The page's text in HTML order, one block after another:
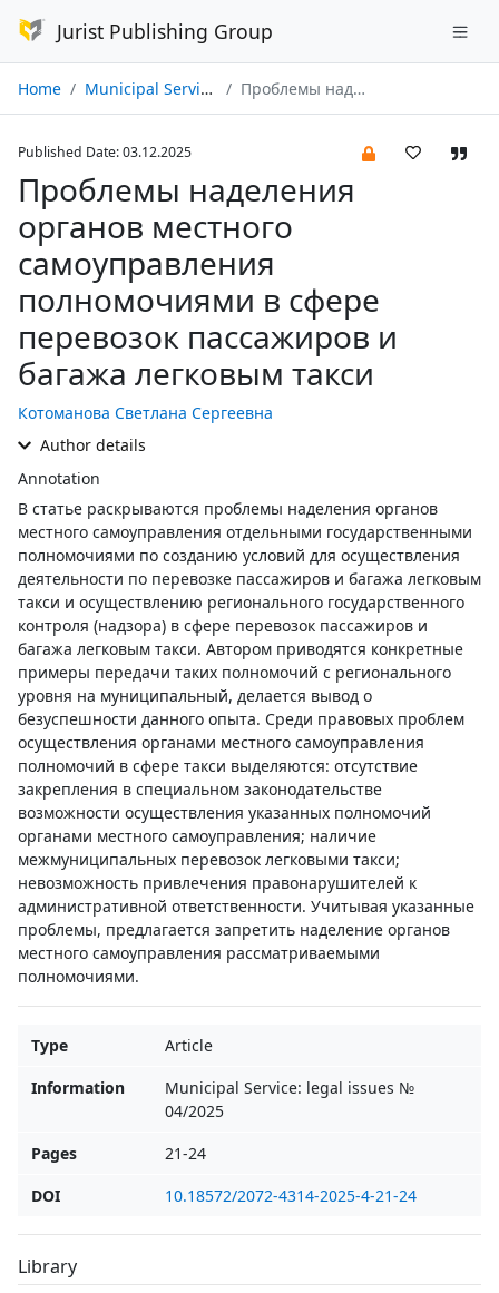
Jurist Publishing Group
Home Municipal Service: legal issues № 04/2025 Проблемы наделения органов местного самоуправления полномочиями в сфере перевозок пассажиров и багажа легковым такси
Published Date: 03.12.2025
Проблемы наделения
органов местного
самоуправления
полномочиями в сфере
перевозок пассажиров и
багажа легковым такси
Котоманова Светлана Сергеевна
Author details
Annotation
В статье раскрываются проблемы наделения органов
местного самоуправления отдельными государственными
полномочиями по созданию условий для осуществления
деятельности по перевозке пассажиров и багажа легковым
такси и осуществлению регионального государственного
контроля (надзора) в сфере перевозок пассажиров и
багажа легковым такси. Автором приводятся конкретные
примеры передачи таких полномочий с регионального
уровня на муниципальный, делается вывод о
безуспешности данного опыта. Среди правовых проблем
осуществления органами местного самоуправления
полномочий в сфере такси выделяются: отсутствие
закрепления в специальном законодательстве
возможности осуществления указанных полномочий
органами местного самоуправления; наличие
межмуниципальных перевозок легковыми такси;
невозможность привлечения правонарушителей к
административной ответственности. Учитывая указанные
проблемы, предлагается запретить наделение органов
местного самоуправления рассматриваемыми
полномочиями.
Type
Article
Information
Municipal Service: legal issues №
04/2025
Pages
21-24
DOI
10.18572/2072-4314-2025-4-21-24
Library